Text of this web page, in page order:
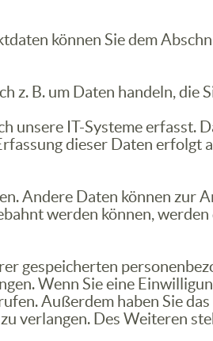
können Sie dem
z. B. um Daten handeln, die
unsere IT-Systeme erfasst.
dieser Daten erfolgt
Andere Daten können zur
werden können,
gespeicherten
Wenn Sie eine
Außerdem haben Sie
verlangen. Des Weiteren